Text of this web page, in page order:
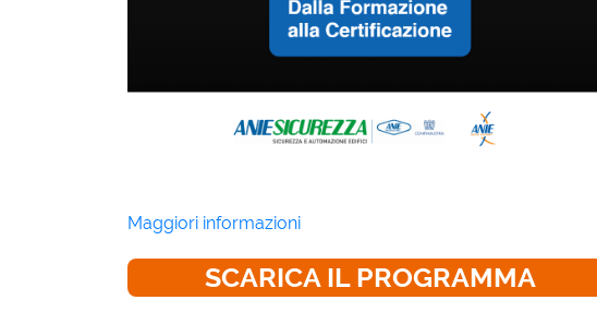
Maggiori informazioni
SCARICA IL PROGRAMMA